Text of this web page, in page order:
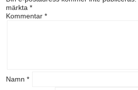
märkta *
Kommentar *
Namn *